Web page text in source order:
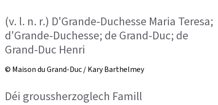
(v. l. n. r.) D'Grande-Duchesse Maria Teresa;
d'Grande-Duchesse; de Grand-Duc; de
Grand-Duc Henri
© Maison du Grand-Duc / Kary Barthelmey
Déi groussherzoglech Famill